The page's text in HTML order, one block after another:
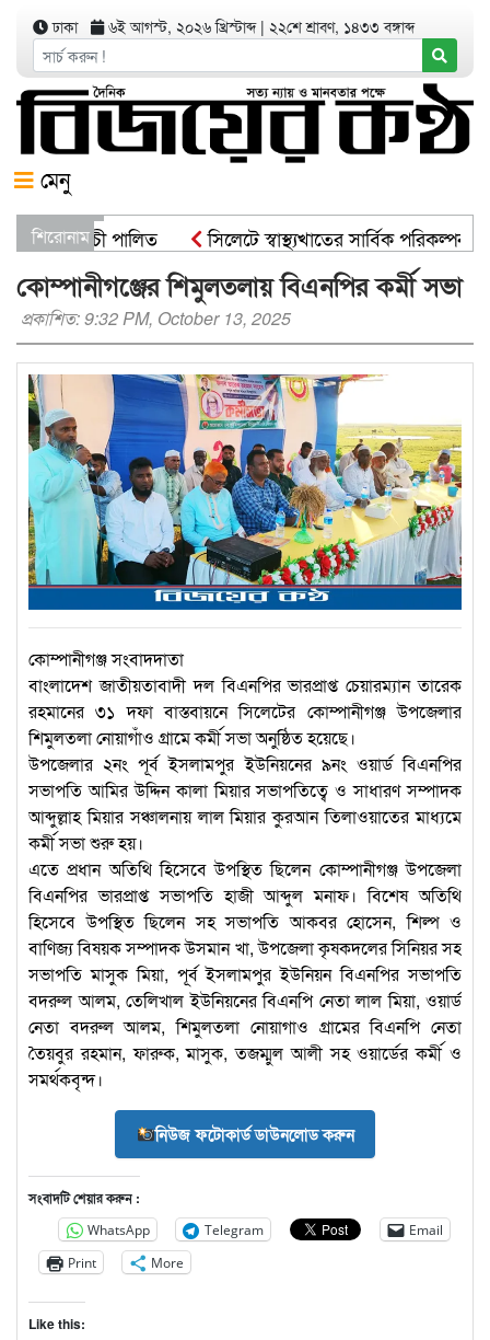
ঢাকা ৬ই আগস্ট, ২০২৬ খ্রিস্টাব্দ| ২২শে শ্রাবণ, ১৪৩৩ বঙ্গাব্দ
মেনু
শিরোনাম
কর্মসূচী পালিত
সিলেটে স্বাস্থ্যখাতের সার্বিক পরিকল্পনা
সিসিকের পাঁচ ওয়ার্ডে এক হাজার গাছের চারা
কোম্পানীগঞ্জের শিমুলতলায় বিএনপির কর্মী সভা
প্রকাশিত: 9:32 PM, October 13, 2025
কোম্পানীগঞ্জ সংবাদদাতা
বাংলাদেশ জাতীয়তাবাদী দল বিএনপির ভারপ্রাপ্ত চেয়ারম্যান তারেক
রহমানের ৩১ দফা বাস্তবায়নে সিলেটের কোম্পানীগঞ্জ উপজেলার
শিমুলতলা নোয়াগাঁও গ্রামে কর্মী সভা অনুষ্ঠিত হয়েছে।
উপজেলার ২নং পূর্ব ইসলামপুর ইউনিয়নের ৯নং ওয়ার্ড বিএনপির
সভাপতি আমির উদ্দিন কালা মিয়ার সভাপতিত্বে ও সাধারণ সম্পাদক
আব্দুল্লাহ মিয়ার সঞ্চালনায় লাল মিয়ার কুরআন তিলাওয়াতের মাধ্যমে
কর্মী সভা শুরু হয়।
এতে প্রধান অতিথি হিসেবে উপস্থিত ছিলেন কোম্পানীগঞ্জ উপজেলা
বিএনপির ভারপ্রাপ্ত সভাপতি হাজী আব্দুল মনাফ। বিশেষ অতিথি
হিসেবে উপস্থিত ছিলেন সহ সভাপতি আকবর হোসেন, শিল্প ও
বাণিজ্য বিষয়ক সম্পাদক উসমান খা, উপজেলা কৃষকদলের সিনিয়র সহ
সভাপতি মাসুক মিয়া, পূর্ব ইসলামপুর ইউনিয়ন বিএনপির সভাপতি
বদরুল আলম, তেলিখাল ইউনিয়নের বিএনপি নেতা লাল মিয়া, ওয়ার্ড
নেতা বদরুল আলম, শিমুলতলা নোয়াগাও গ্রামের বিএনপি নেতা
তৈয়বুর রহমান, ফারুক, মাসুক, তজম্মুল আলী সহ ওয়ার্ডের কর্মী ও
সমর্থকবৃন্দ।
নিউজ ফটোকার্ড ডাউনলোড করুন
সংবাদটি শেয়ার করুন :
WhatsApp Telegram
Email
Print
More
Like this: